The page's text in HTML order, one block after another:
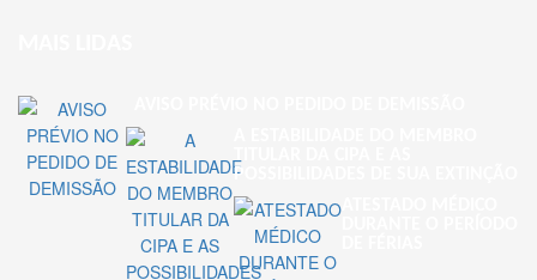
POSSIBILIDADES DE SUA EXTINÇÃO